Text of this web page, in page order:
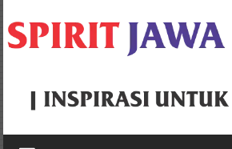
to
content
Spirit